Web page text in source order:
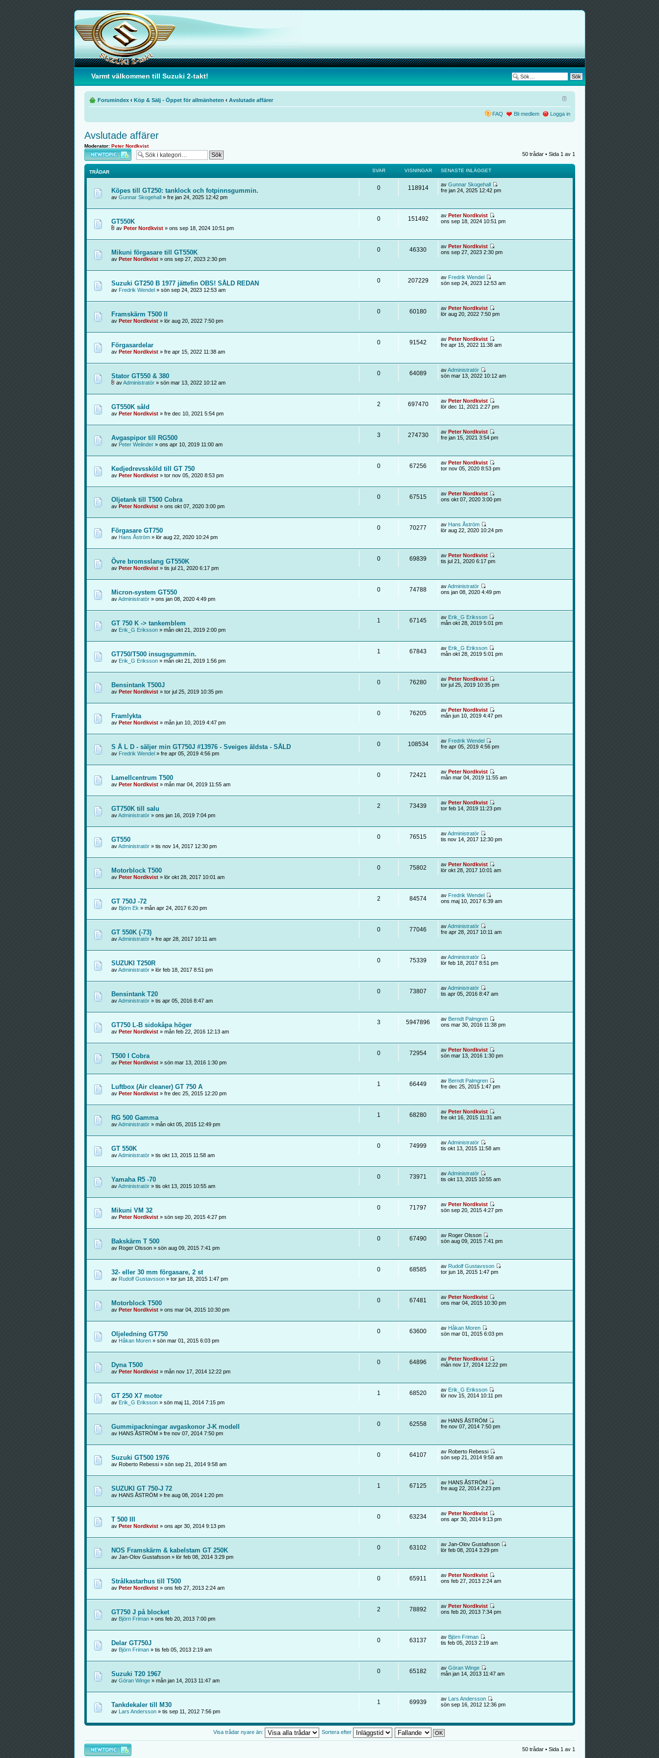
Varmt välkommen till Suzuki 2-takt!
Forumindex ‹ Köp & Sälj - Öppet för allmänheten ‹ Avslutade affärer
FAQ Bli medlem Logga in
Avslutade affärer
Moderator: Peter Nordkvist
Skapa en ny tråd 50 trådar • Sida 1 av 1
TRÅDAR SVAR VISNINGAR SENASTE INLÄGGET
Köpes till GT250: tanklock och fotpinnsgummin.
av Gunnar Skogehall» fre jan 24, 2025 12:42 pm
0 118914 av Gunnar Skogehall
fre jan 24, 2025 12:42 pm
GT550K
av Peter Nordkvist» ons sep 18, 2024 10:51 pm
0 151492 av Peter Nordkvist
ons sep 18, 2024 10:51 pm
Mikuni förgasare till GT550K
av Peter Nordkvist» ons sep 27, 2023 2:30 pm
0 46330 av Peter Nordkvist
ons sep 27, 2023 2:30 pm
Suzuki GT250 B 1977 jättefin OBS! SÅLD REDAN
av Fredrik Wendel» sön sep 24, 2023 12:53 am
0 207229 av Fredrik Wendel
sön sep 24, 2023 12:53 am
Framskärm T500 II
av Peter Nordkvist» lör aug 20, 2022 7:50 pm
0 60180 av Peter Nordkvist
lör aug 20, 2022 7:50 pm
Förgasardelar
av Peter Nordkvist» fre apr 15, 2022 11:38 am
0 91542 av Peter Nordkvist
fre apr 15, 2022 11:38 am
Stator GT550 & 380
avAdministratör» sön mar 13, 2022 10:12 am
0 64089 avAdministratör
sön mar 13, 2022 10:12 am
GT550K såld
av Peter Nordkvist» fre dec 10, 2021 5:54 pm
2 697470 av Peter Nordkvist
lör dec 11, 2021 2:27 pm
Avgaspipor till RG500
av Peter Welinder» ons apr 10, 2019 11:00 am
3 274730 av Peter Nordkvist
fre jan 15, 2021 3:54 pm
Kedjedrevssköld till GT 750
av Peter Nordkvist» tor nov 05, 2020 8:53 pm
0 67256 av Peter Nordkvist
tor nov 05, 2020 8:53 pm
Oljetank till T500 Cobra
av Peter Nordkvist» ons okt 07, 2020 3:00 pm
0 67515 av Peter Nordkvist
ons okt 07, 2020 3:00 pm
Förgasare GT750
av Hans Åström» lör aug 22, 2020 10:24 pm
0 70277 av Hans Åström
lör aug 22, 2020 10:24 pm
Övre bromsslang GT550K
av Peter Nordkvist» tis jul 21, 2020 6:17 pm
0 69839 av Peter Nordkvist
tis jul 21, 2020 6:17 pm
Micron-system GT550
avAdministratör» ons jan 08, 2020 4:49 pm
0 74788 avAdministratör
ons jan 08, 2020 4:49 pm
GT 750 K -> tankemblem
av Erik_G Eriksson» mån okt 21, 2019 2:00 pm
1 67145 av Erik_G Eriksson
mån okt 28, 2019 5:01 pm
GT750/T500 insugsgummin.
av Erik_G Eriksson» mån okt 21, 2019 1:56 pm
1 67843 av Erik_G Eriksson
mån okt 28, 2019 5:01 pm
Bensintank T500J
av Peter Nordkvist» tor jul 25, 2019 10:35 pm
0 76280 av Peter Nordkvist
tor jul 25, 2019 10:35 pm
Framlykta
av Peter Nordkvist» mån jun 10, 2019 4:47 pm
0 76205 av Peter Nordkvist
mån jun 10, 2019 4:47 pm
S Å L D - säljer min GT750J #13976 - Sveiges äldsta - SÅLD
av Fredrik Wendel» fre apr 05, 2019 4:56 pm
0 108534 av Fredrik Wendel
fre apr 05, 2019 4:56 pm
Lamellcentrum T500
av Peter Nordkvist» mån mar 04, 2019 11:55 am
0 72421 av Peter Nordkvist
mån mar 04, 2019 11:55 am
GT750K till salu
avAdministratör» ons jan 16, 2019 7:04 pm
2 73439 av Peter Nordkvist
tor feb 14, 2019 11:23 pm
GT550
avAdministratör» tis nov 14, 2017 12:30 pm
0 76515 avAdministratör
tis nov 14, 2017 12:30 pm
Motorblock T500
av Peter Nordkvist» lör okt 28, 2017 10:01 am
0 75802 av Peter Nordkvist
lör okt 28, 2017 10:01 am
GT 750J -72
av Björn Ek » mån apr 24, 2017 6:20 pm
2 84574 av Fredrik Wendel
ons maj 10, 2017 6:39 am
GT 550K (-73)
avAdministratör» fre apr 28, 2017 10:11 am
0 77046 avAdministratör
fre apr 28, 2017 10:11 am
SUZUKI T250R
avAdministratör» lör feb 18, 2017 8:51 pm
0 75339 avAdministratör
lör feb 18, 2017 8:51 pm
Bensintank T20
avAdministratör» tis apr 05, 2016 8:47 am
0 73807 avAdministratör
tis apr 05, 2016 8:47 am
GT750 L-B sidokåpa höger
av Peter Nordkvist» mån feb 22, 2016 12:13 am
3 5947896 av Berndt Palmgren
ons mar 30, 2016 11:38 pm
T500 I Cobra
av Peter Nordkvist» sön mar 13, 2016 1:30 pm
0 72954 av Peter Nordkvist
sön mar 13, 2016 1:30 pm
Luftbox (Air cleaner) GT 750 A
av Peter Nordkvist» fre dec 25, 2015 12:20 pm
1 66449 av Berndt Palmgren
fre dec 25, 2015 1:47 pm
RG 500 Gamma
avAdministratör» mån okt 05, 2015 12:49 pm
1 68280 av Peter Nordkvist
fre okt 16, 2015 11:31 am
GT 550K
avAdministratör» tis okt 13, 2015 11:58 am
0 74999 avAdministratör
tis okt 13, 2015 11:58 am
Yamaha R5 -70
avAdministratör» tis okt 13, 2015 10:55 am
0 73971 avAdministratör
tis okt 13, 2015 10:55 am
Mikuni VM 32
av Peter Nordkvist» sön sep 20, 2015 4:27 pm
0 71797 av Peter Nordkvist
sön sep 20, 2015 4:27 pm
Bakskärm T 500
av Roger Olsson » sön aug 09, 2015 7:41 pm
0 67490
av Roger Olsson
sön aug 09, 2015 7:41 pm
32- eller 30 mm förgasare, 2 st
av Rudolf Gustavsson» tor jun 18, 2015 1:47 pm
0 68585 av Rudolf Gustavsson
tor jun 18, 2015 1:47 pm
Motorblock T500
av Peter Nordkvist» ons mar 04, 2015 10:30 pm
0 67481 av Peter Nordkvist
ons mar 04, 2015 10:30 pm
Oljeledning GT750
av Håkan Moren» sön mar 01, 2015 6:03 pm
0 63600 av Håkan Moren
sön mar 01, 2015 6:03 pm
Dyna T500
av Peter Nordkvist» mån nov 17, 2014 12:22 pm
0 64896 av Peter Nordkvist
mån nov 17, 2014 12:22 pm
GT 250 X7 motor
av Erik_G Eriksson» sön maj 11, 2014 7:15 pm
1 68520 av Erik_G Eriksson
lör nov 15, 2014 10:11 pm
Gummipackningar avgaskonor J-K modell
av HANS ÅSTRÖM » fre nov 07, 2014 7:50 pm
0 62558
av HANS ÅSTRÖM
fre nov 07, 2014 7:50 pm
Suzuki GT500 1976
av Roberto Rebessi » sön sep 21, 2014 9:58 am
0 64107
av Roberto Rebessi
sön sep 21, 2014 9:58 am
SUZUKI GT 750-J 72
av HANS ÅSTRÖM » fre aug 08, 2014 1:20 pm
1 67125
av HANS ÅSTRÖM
fre aug 22, 2014 2:23 pm
T 500 III
av Peter Nordkvist» ons apr 30, 2014 9:13 pm
0 63234 av Peter Nordkvist
ons apr 30, 2014 9:13 pm
NOS Framskärm & kabelstam GT 250K
av Jan-Olov Gustafsson » lör feb 08, 2014 3:29 pm
0 63102
av Jan-Olov Gustafsson
lör feb 08, 2014 3:29 pm
Strålkastarhus till T500
av Peter Nordkvist» ons feb 27, 2013 2:24 am
0 65911 av Peter Nordkvist
ons feb 27, 2013 2:24 am
GT750 J på blocket
av Björn Friman» ons feb 20, 2013 7:00 pm
2 78892 av Peter Nordkvist
ons feb 20, 2013 7:34 pm
Delar GT750J
av Björn Friman» tis feb 05, 2013 2:19 am
0 63137 av Björn Friman
tis feb 05, 2013 2:19 am
Suzuki T20 1967
av Göran Winge» mån jan 14, 2013 11:47 am
0 65182 av Göran Winge
mån jan 14, 2013 11:47 am
Tankdekaler till M30
av Lars Andersson» tis sep 11, 2012 7:56 pm
1 69939 av Lars Andersson
sön sep 16, 2012 12:36 pm
Visa trådar nyare än: Sortera efter
Skapa en ny tråd 50 trådar • Sida 1 av 1